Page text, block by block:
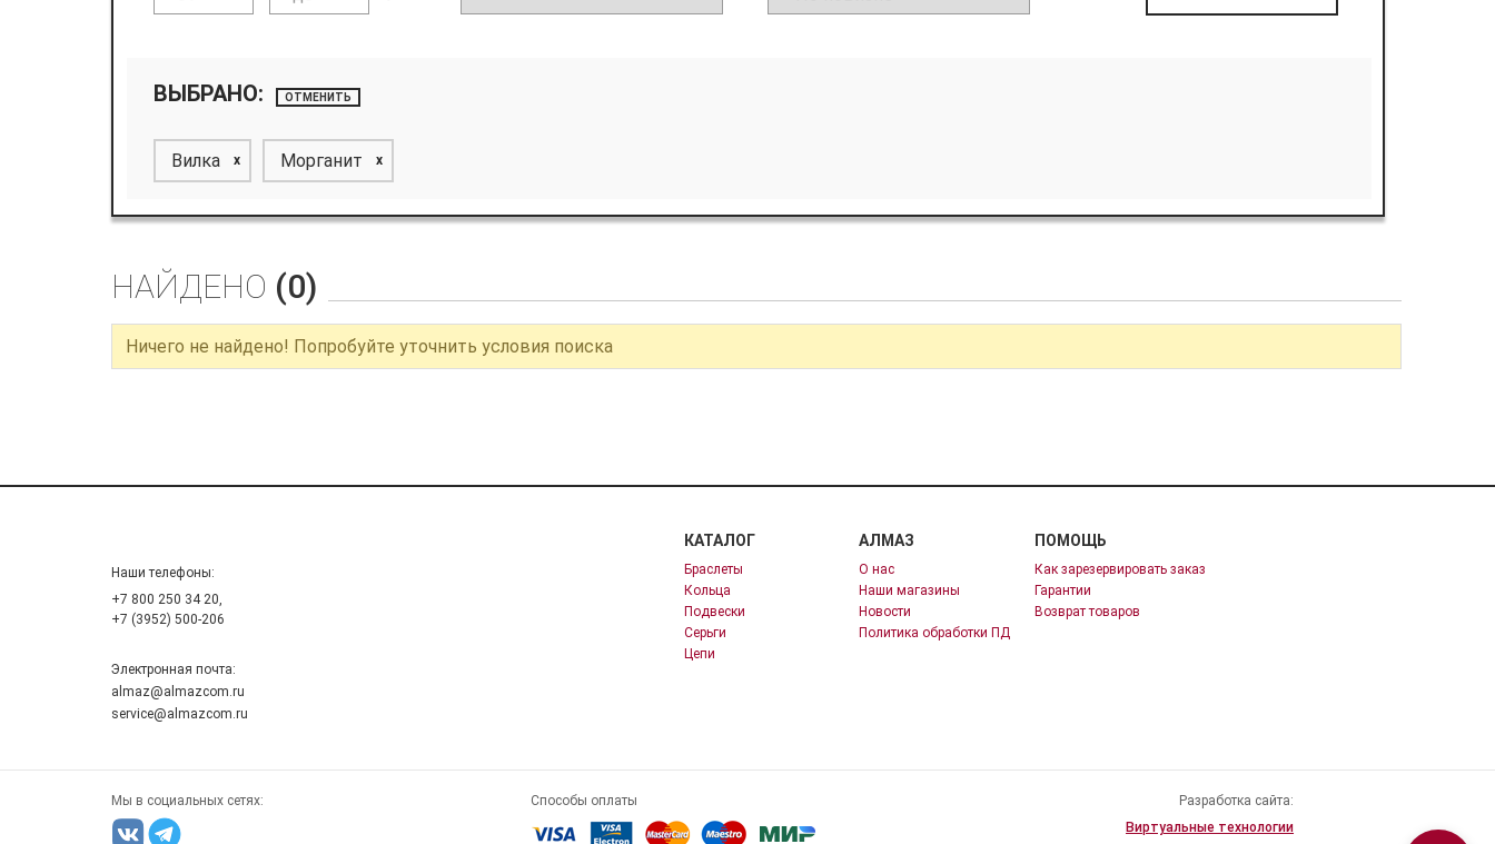
ВЫБРАНО: ОТМЕНИТЬ
Вилка x Морганит x
НАЙДЕНО (0)
Ничего не найдено! Попробуйте уточнить условия поиска
Наши телефоны:
+7 800 250 34 20,
+7 (3952) 500-206
Электронная почта:
almaz@almazcom.ru
service@almazcom.ru
КАТАЛОГ
Браслеты
Кольца
Подвески
Серьги
Цепи
АЛМАЗ
О нас
Наши магазины
Новости
Политика обработки ПД
ПОМОЩЬ
Как зарезервировать заказ
Гарантии
Возврат товаров
Мы в социальных сетях: Способы оплаты
Разработка сайта:
Виртуальные технологии